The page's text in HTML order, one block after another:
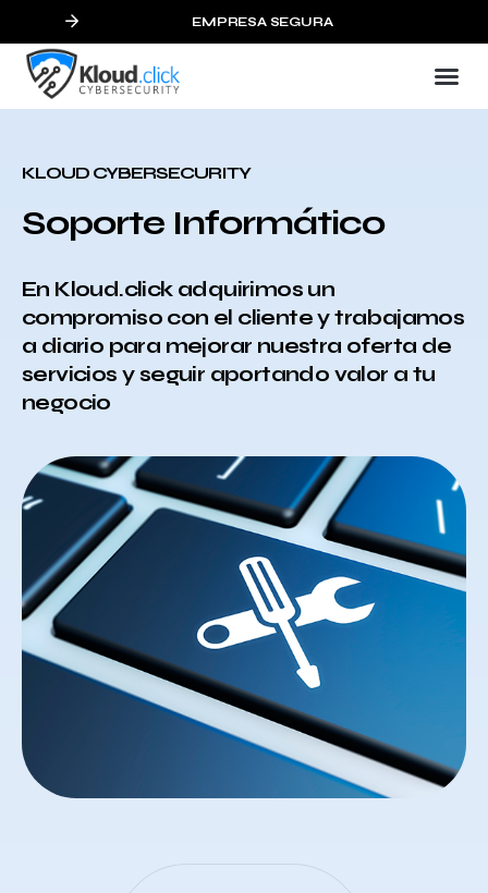
EMPRESA SEGURA
KLOUD CYBERSECURITY
Soporte Informático
En Kloud.click adquirimos un
compromiso con el cliente y trabajamos
a diario para mejorar nuestra oferta de
servicios y seguir aportando valor a tu
negocio